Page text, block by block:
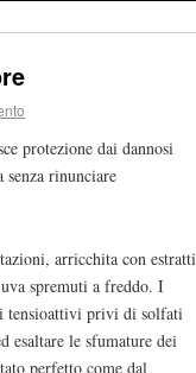
protezione dai dannosi
rinunciare
arricchita con estratti
spremuti a freddo. I
privi di solfati
esaltare le sfumature dei
perfetto come dal